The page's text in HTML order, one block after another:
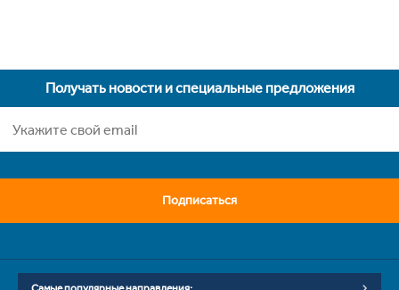
Получать новости и специальные предложения
Подписаться